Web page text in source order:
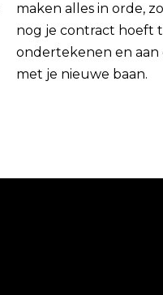
maken alles in orde,
nog je contract hoeft
ondertekenen en aan
met je nieuwe baan.